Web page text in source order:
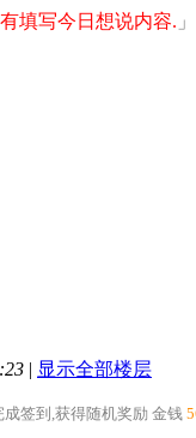
填写今日想说内容.
| 显示全部楼层
成签到,获得随机奖励 金钱